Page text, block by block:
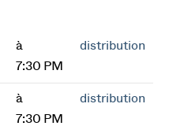
à
7:30 PM
distribution
à
7:30 PM
distribution